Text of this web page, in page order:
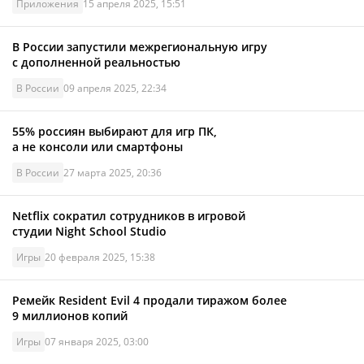
Приложения 15 апреля 2025, 15:51
В России запустили межрегиональную игру
с дополненной реальностью
В России 09 апреля 2025, 22:34
55% россиян выбирают для игр ПК,
а не консоли или смартфоны
В России 27 марта 2025, 20:36
Netflix сократил сотрудников в игровой
студии Night School Studio
Игры 20 февраля 2025, 15:38
Ремейк Resident Evil 4 продали тиражом более
9 миллионов копий
Игры 07 января 2025, 03:00